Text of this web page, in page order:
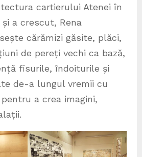
cartierului Atenei în
a crescut, Rena
cărămizi găsite, plăci,
de pereți vechi ca bază,
fisurile, îndoiturile și
de-a lungul vremii cu
a crea imagini,